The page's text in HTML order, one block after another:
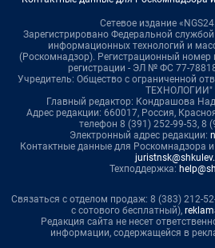
Сетевое издание
Зарегистрировано Федеральной
информационных технологий и
(Роскомнадзор). Регистрационный номер
регистрации - ЭЛ № ФС 77-
Учредитель: Общество с ограниченной
ТЕХНОЛОГИИ"
Главный редактор: Кондрашова
Адрес редакции: 660017, Россия,
телефон 8 (391) 252-99-53, 8
Электронный адрес редакции:
Контактные данные для Роскомнадзора и
Техподдержка:
Связаться с отделом продаж: 8 (383) 212-
с сотового бесплатный),
Редакция сайта не несет
информации, содержащейся в